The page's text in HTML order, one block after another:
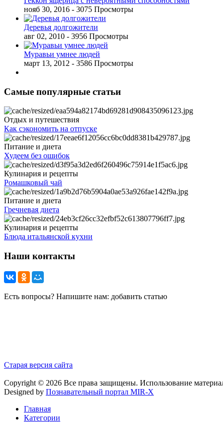
нояб 30, 2016 - 3075 Просмотры
Деревья долгожители
авг 02, 2010 - 3956 Просмотры
Муравьи умнее людей
март 13, 2012 - 3586 Просмотры
Самые популярные статьи
Отдых и путешествия
Как сэкономить на отпуске
Питание и диета
Худеем без ошибок
Кулинария и рецепты
Ромашковый чай
Питание и диета
Гречневая диета
Кулинария и рецепты
Блюда итальянской кухни
Наши контакты
Есть вопросы? Напишите нам: добавить статью
Старая версия сайта
Copyright © 2026 Все права защищены. Использование
Designed by Познавательный портал MIR-X
Главная
Категории